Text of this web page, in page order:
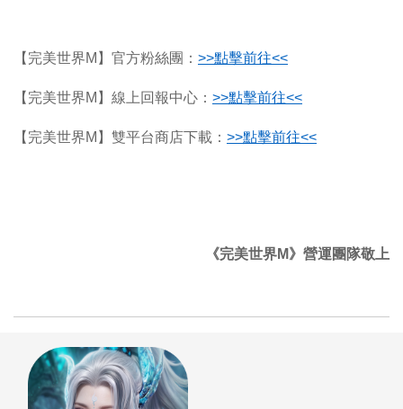
【完美世界M】官方粉絲團： >>點擊前往<<
【完美世界M】線上回報中心： >>點擊前往<<
【完美世界M】雙平台商店下載： >>點擊前往<<
《完美世界M》營運團隊敬上